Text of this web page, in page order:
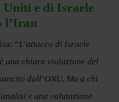
e di Israele
l’Iran
“L’attacco di Israele
una chiara violazione del
dall’ONU. Ma a chi
e una valutazione